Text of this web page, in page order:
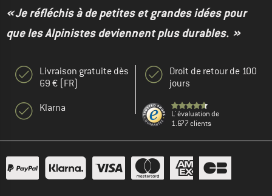
« Je réfléchis à de petites et grandes idées pour
que les Alpinistes deviennent plus durables. »
Livraison gratuite dès
69 € (FR)
Klarna
Droit de retour de 100
jours
L' évaluation de
1.677 clients